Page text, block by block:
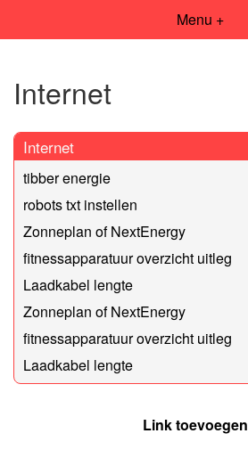
Menu +
Internet
Internet
tibber energie
robots txt instellen
Zonneplan of NextEnergy
fitnessapparatuur overzicht uitleg
Laadkabel lengte
Zonneplan of NextEnergy
fitnessapparatuur overzicht uitleg
Laadkabel lengte
Link toevoegen